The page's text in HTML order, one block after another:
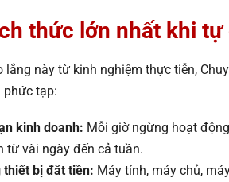
thức lớn nhất khi
lắng này từ kinh nghiệm thực tiễn,
tạp:
kinh doanh: Mỗi giờ ngừng hoạt
từ vài ngày đến cả tuần.
thiết bị đắt tiền: Máy tính, máy chủ,